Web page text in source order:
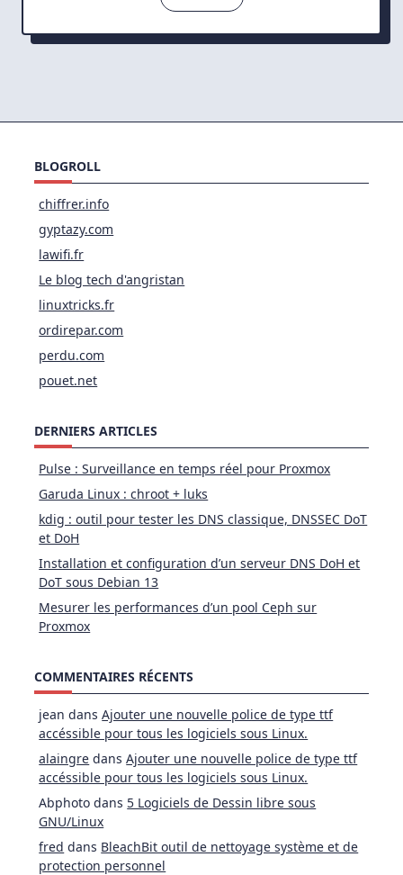
BLOGROLL
chiffrer.info
gyptazy.com
lawifi.fr
Le blog tech d'angristan
linuxtricks.fr
ordirepar.com
perdu.com
pouet.net
DERNIERS ARTICLES
Pulse : Surveillance en temps réel pour Proxmox
Garuda Linux : chroot + luks
kdig : outil pour tester les DNS classique, DNSSEC DoT
et DoH
Installation et configuration d’un serveur DNS DoH et
DoT sous Debian 13
Mesurer les performances d’un pool Ceph sur
Proxmox
COMMENTAIRES RÉCENTS
jean dansAjouter une nouvelle police de type ttf
accéssible pour tous les logiciels sous Linux.
alaingre dansAjouter une nouvelle police de type ttf
accéssible pour tous les logiciels sous Linux.
Abphoto dans 5 Logiciels de Dessin libre sous
GNU/Linux
fred dans BleachBit outil de nettoyage système et de
protection personnel